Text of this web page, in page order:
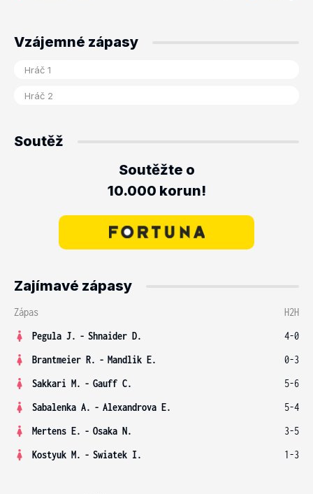
Vzájemné zápasy
Soutěž
Soutěžte o
10.000 korun!
Zajímavé zápasy
Zápas
H2H
Pegula J. - Shnaider D.
4-0
Brantmeier R. - Mandlik E.
0-3
Sakkari M. - Gauff C.
5-6
Sabalenka A. - Alexandrova E.
5-4
Mertens E. - Osaka N.
3-5
Kostyuk M. - Swiatek I. 1-3